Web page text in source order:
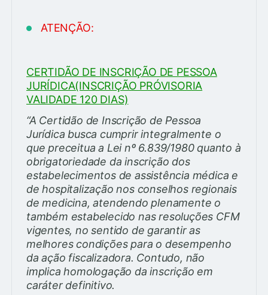
ATENÇÃO:
CERTIDÃO DE INSCRIÇÃO DE PESSOA
JURÍDICA(INSCRIÇÃO PRÓVISORIA
VALIDADE 120 DIAS)
“A Certidão de Inscrição de Pessoa
Jurídica busca cumprir integralmente o
que preceitua a Lei nº 6.839/1980 quanto à
obrigatoriedade da inscrição dos
estabelecimentos de assistência médica e
de hospitalização nos conselhos regionais
de medicina, atendendo plenamente o
também estabelecido nas resoluções CFM
vigentes, no sentido de garantir as
melhores condições para o desempenho
da ação fiscalizadora. Contudo, não
implica homologação da inscrição em
caráter definitivo.